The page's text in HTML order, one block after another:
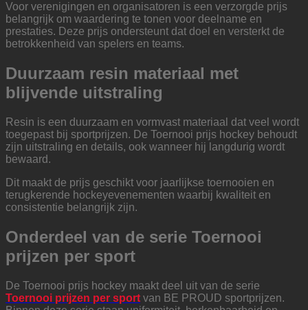
Voor verenigingen en organisatoren is een verzorgde prijs
belangrijk om waardering te tonen voor deelname en
prestaties. Deze prijs ondersteunt dat doel en versterkt de
betrokkenheid van spelers en teams.
Duurzaam resin materiaal met
blijvende uitstraling
Resin is een duurzaam en vormvast materiaal dat veel wordt
toegepast bij sportprijzen. De Toernooi prijs hockey behoudt
zijn uitstraling en details, ook wanneer hij langdurig wordt
bewaard.
Dit maakt de prijs geschikt voor jaarlijkse toernooien en
terugkerende hockeyevenementen waarbij kwaliteit en
consistentie belangrijk zijn.
Onderdeel van de serie Toernooi
prijzen per sport
De Toernooi prijs hockey maakt deel uit van de serie
Toernooi prijzen per sport van BE PROUD sportprijzen.